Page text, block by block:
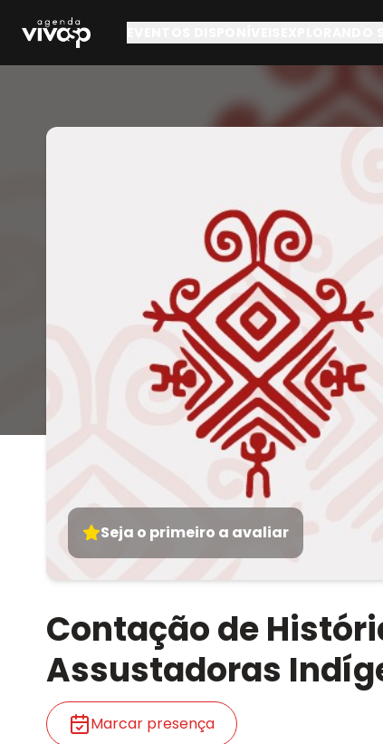
Seja o primeiro a avaliar
Contação de
Assustadoras
Marcar presença